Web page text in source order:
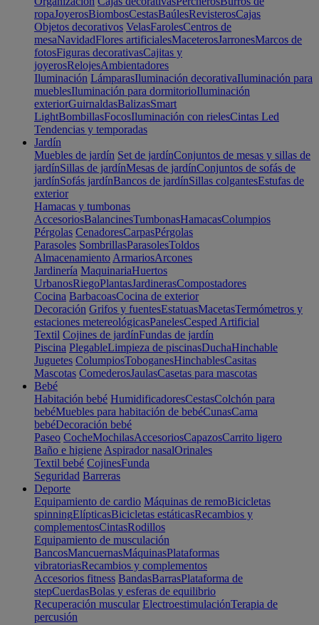
ropaJoyerosBiombosCestasBaúlesRevisterosCajas
Objetos decorativos VelasFarolesCentros de
mesaNavidadFlores artificialesMaceterosJarronesMarcos de
fotosFiguras decorativasCajitas y
joyerosRelojesAmbientadores
Iluminación LámparasIluminación decorativaIluminación para
mueblesIluminación para dormitorioIluminación
exteriorGuirnaldasBalizasSmart
LightBombillasFocosIluminación con rielesCintas Led
Tendencias y temporadas
Jardín
Muebles de jardín Set de jardínConjuntos de mesas y sillas de
jardínSillas de jardínMesas de jardínConjuntos de sofás de
jardínSofás jardínBancos de jardínSillas colgantesEstufas de
exterior
Hamacas y tumbonas
AccesoriosBalancinesTumbonasHamacasColumpios
Pérgolas CenadoresCarpasPérgolas
Parasoles SombrillasParasolesToldos
Almacenamiento ArmariosArcones
Jardinería MaquinariaHuertos
UrbanosRiegoPlantasJardinerasCompostadores
Cocina BarbacoasCocina de exterior
Decoración Grifos y fuentesEstatuasMacetasTermómetros y
estaciones metereológicasPanelesCesped Artificial
Textil Cojines de jardínFundas de jardín
Piscina PlegableLimpieza de piscinasDuchaHinchable
Juguetes ColumpiosToboganesHinchablesCasitas
Mascotas ComederosJaulasCasetas para mascotas
Bebé
Habitación bebé HumidificadoresCestasColchón para
bebéMuebles para habitación de bebéCunasCama
bebéDecoración bebé
Paseo CocheMochilasAccesoriosCapazosCarrito ligero
Baño e higiene Aspirador nasalOrinales
Textil bebé CojinesFunda
Seguridad Barreras
Deporte
Equipamiento de cardio Máquinas de remoBicicletas
spinningElípticasBicicletas estáticasRecambios y
complementosCintasRodillos
Equipamiento de musculación
BancosMancuernasMáquinasPlataformas
vibratoriasRecambios y complementos
Accesorios fitness BandasBarrasPlataforma de
stepCuerdasBolas y esferas de equilibrio
Recuperación muscular ElectroestimulaciónTerapia de
percusión